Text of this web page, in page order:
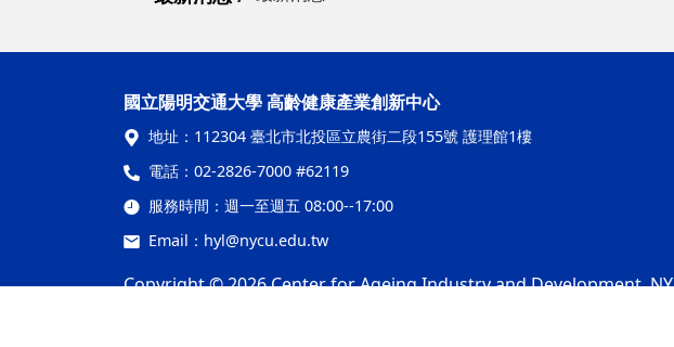
國立陽明交通大學 高齡健康產業創新中心
地址： 112304 臺北市北投區立農街二段155號 護理館1樓
電話： 02-2826-7000 #62119
服務時間： 週一至週五 08:00--17:00
Email： hyl@nycu.edu.tw
Copyright © 2026 Center for Ageing Industry and Development,